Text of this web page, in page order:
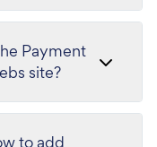
Payment
site?
to add